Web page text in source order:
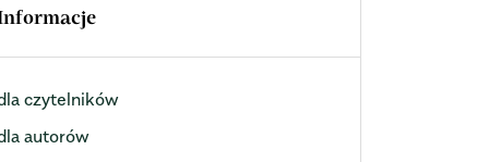
czytelników
autorów